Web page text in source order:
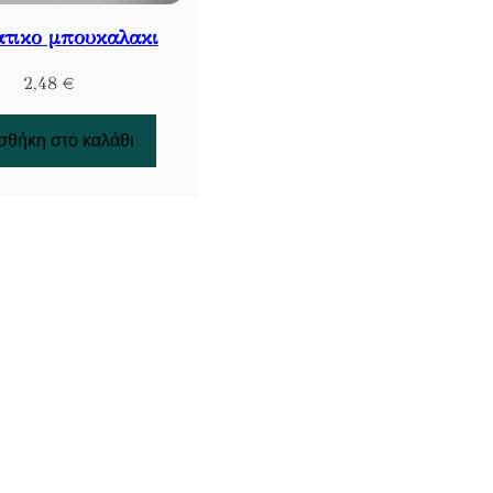
μπουκαλακι
2,48 €
στο καλάθι